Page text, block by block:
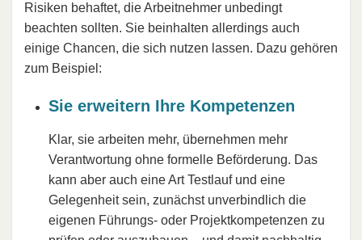
Risiken behaftet, die Arbeitnehmer unbedingt
beachten sollten. Sie beinhalten allerdings auch
einige Chancen, die sich nutzen lassen. Dazu gehören
zum Beispiel:
Sie erweitern Ihre Kompetenzen
Klar, sie arbeiten mehr, übernehmen mehr
Verantwortung ohne formelle Beförderung. Das
kann aber auch eine Art Testlauf und eine
Gelegenheit sein, zunächst unverbindlich die
eigenen Führungs- oder Projektkompetenzen zu